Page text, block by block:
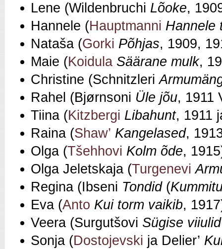
Lene (Wildenbruchi Lõoke,
Hannele (Hauptmanni Hannele
Nataša (Gorki Põhjas, 1909,
Maie (Koidula Säärane mulk,
Christine (Schnitzleri
Rahel (Bjørnsoni Üle jõu, 1911
Tiina (Kitzbergi Libahunt, 1911
Raina (Shaw’ Kangelased,
Olga (Tšehhovi Kolm õde,
Olga Jeletskaja (Turgenevi
Regina (Ibseni Tondid(
Eva (Anto Kui torm vaikib,
Veera (Surgutšovi Sügise viiulid
Sonja (Dostojevski ja Delier’